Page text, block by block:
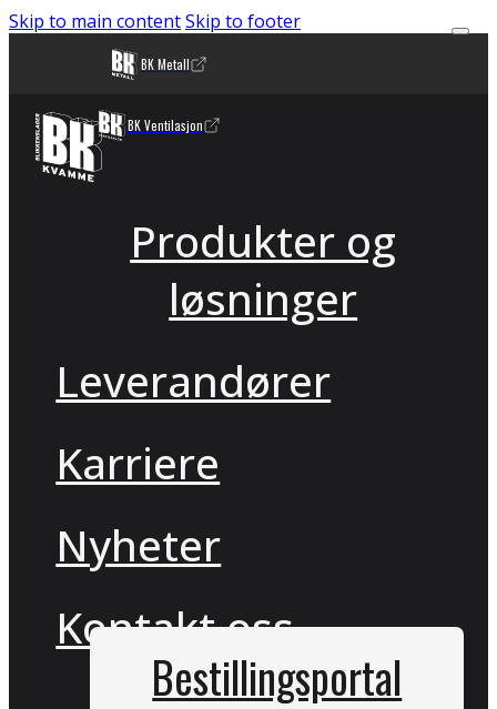
Skip to main contentSkip to footer
BK Metall
BK Ventilasjon
Produkter og
løsninger
Leverandører
Karriere
Nyheter
Kontakt oss
Bestillingsportal